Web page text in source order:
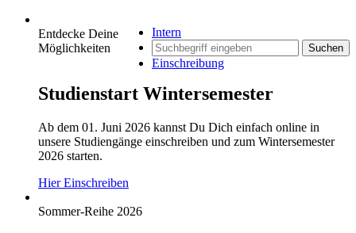
Intern
Suchen
Einschreibung
Entdecke Deine
Möglichkeiten
Studienstart Wintersemester
Ab dem 01. Juni 2026 kannst Du Dich einfach online in
unsere Studiengänge einschreiben und zum Wintersemester
2026 starten.
Hier Einschreiben
Sommer-Reihe 2026